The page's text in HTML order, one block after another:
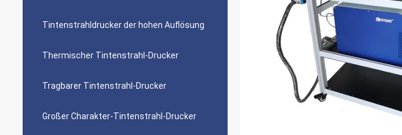
Tintenstrahldrucker der hohen Auflösung
Thermischer Tintenstrahl-Drucker
Tragbarer Tintenstrahl-Drucker
Großer Charakter-Tintenstrahl-Drucker